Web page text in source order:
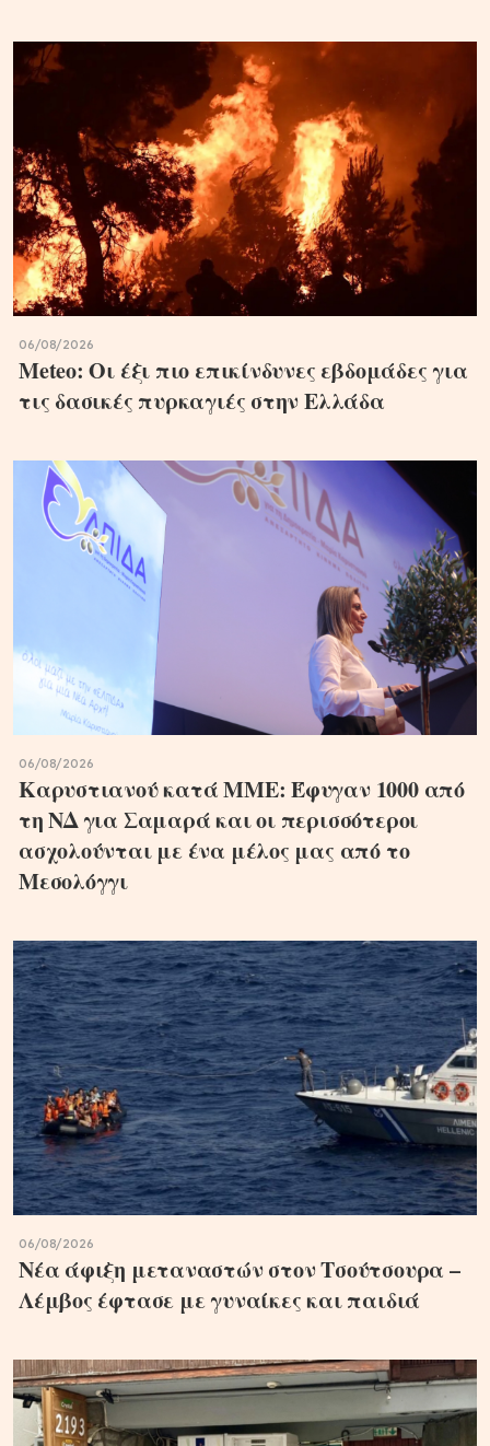
06/08/2026
Meteo: Οι έξι πιο επικίνδυνες εβδομάδες για
τις δασικές πυρκαγιές στην Ελλάδα
06/08/2026
Καρυστιανού κατά ΜΜΕ: Έφυγαν 1000 από
τη ΝΔ για Σαμαρά και οι περισσότεροι
ασχολούνται με ένα μέλος μας από το
Μεσολόγγι
06/08/2026
Νέα άφιξη μεταναστών στον Τσούτσουρα –
Λέμβος έφτασε με γυναίκες και παιδιά